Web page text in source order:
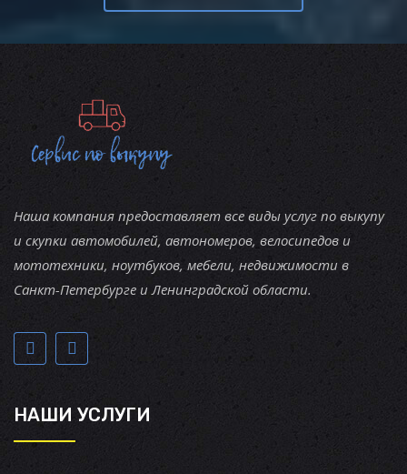
Наша компания предоставляет все виды услуг по выкупу
и скупки автомобилей, автономеров, велосипедов и
мототехники, ноутбуков, мебели, недвижимости в
Санкт-Петербурге и Ленинградской области.
НАШИ УСЛУГИ